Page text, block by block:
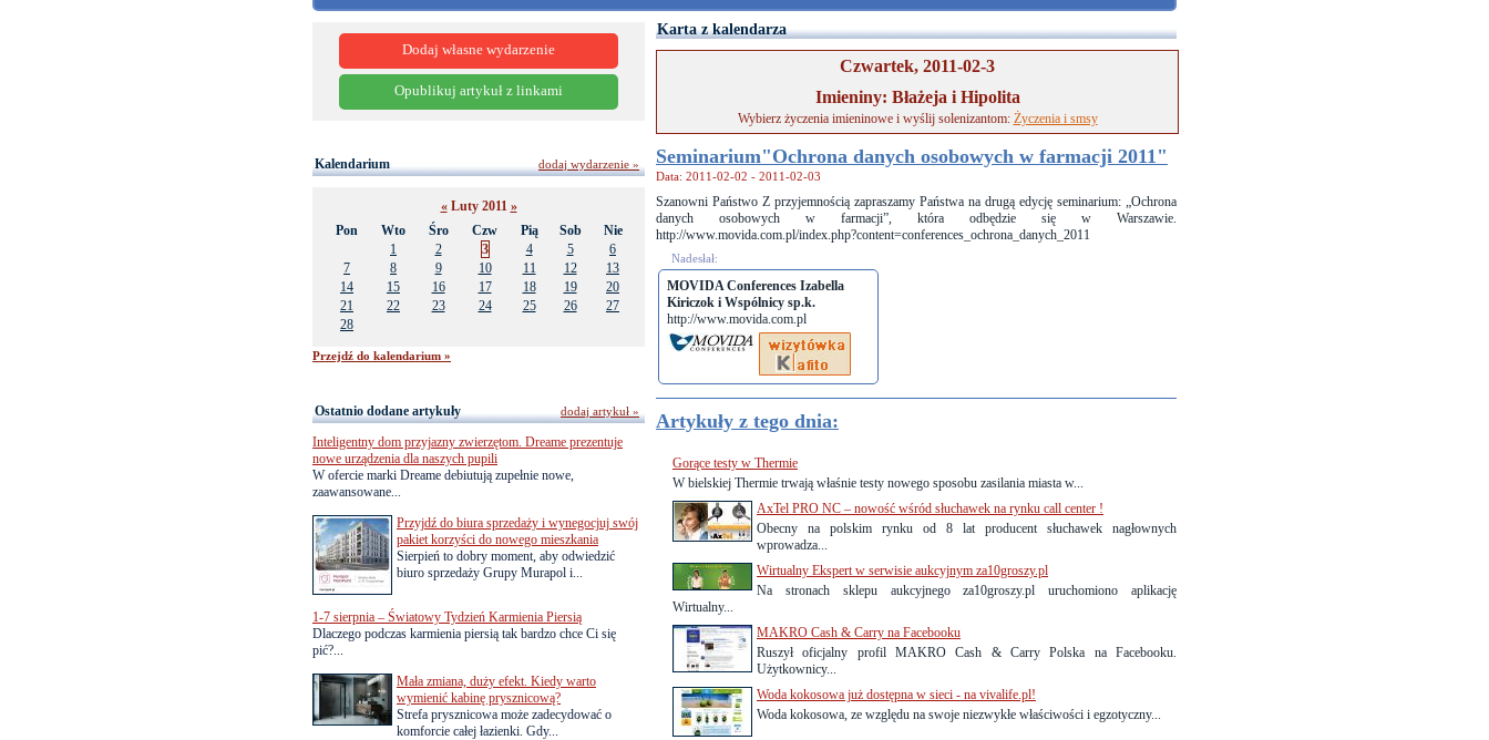
Karta z kalendarza
Czwartek, 2011-02-3
Imieniny: Błażeja i Hipolita
Wybierz życzenia imieninowe i wyślij solenizantom: Życzenia i smsy
Seminarium"Ochrona danych osobowych w farmacji 2011"
Data: 2011-02-02 - 2011-02-03
Szanowni Państwo Z przyjemnością zapraszamy Państwa na drugą edycję seminarium: „Ochrona
danych osobowych w farmacji”, która odbędzie się w Warszawie.
http://www.movida.com.pl/index.php?content=conferences_ochrona_danych_2011
Nadesłał:
MOVIDA Conferences Izabella
Kiriczok i Wspólnicy sp.k.
http://www.movida.com.pl
Artykuły z tego dnia:
Gorące testy w Thermie
W bielskiej Thermie trwają właśnie testy nowego sposobu zasilania miasta w...
AxTel PRO NC – nowość wśród słuchawek na rynku call center !
Obecny na polskim rynku od 8 lat producent słuchawek nagłownych
wprowadza...
Wirtualny Ekspert w serwisie aukcyjnym za10groszy.pl
Na stronach sklepu aukcyjnego za10groszy.pl uruchomiono aplikację
Wirtualny...
MAKRO Cash & Carry na Facebooku
Ruszył oficjalny profil MAKRO Cash & Carry Polska na Facebooku.
Użytkownicy...
Woda kokosowa już dostępna w sieci - na vivalife.pl!
Woda kokosowa, ze względu na swoje niezwykłe właściwości i egzotyczny...
Dodaj własne wydarzenie
Opublikuj artykuł z linkami
Kalendarium
«Luty 2011 »
Pon
Wto Śro Czw Pią Sob
Nie
1
2 3 4 5
6
7
8 9 10 11 12
13
14
15 16 17 18 19
20
21
22 23 24 25 26
27
28
Przejdź do kalendarium »
dodaj wydarzenie »
Ostatnio dodane artykuły
Inteligentny dom przyjazny zwierzętom. Dreame prezentuje
nowe urządzenia dla naszych pupili
W ofercie marki Dreame debiutują zupełnie nowe,
zaawansowane...
Przyjdź do biura sprzedaży i wynegocjuj swój
pakiet korzyści do nowego mieszkania
Sierpień to dobry moment, aby odwiedzić
biuro sprzedaży Grupy Murapol i...
1-7 sierpnia – Światowy Tydzień Karmienia Piersią
Dlaczego podczas karmienia piersią tak bardzo chce Ci się
pić?...
Mała zmiana, duży efekt. Kiedy warto
wymienić kabinę prysznicową?
Strefa prysznicowa może zadecydować o
komforcie całej łazienki. Gdy...
dodaj artykuł »